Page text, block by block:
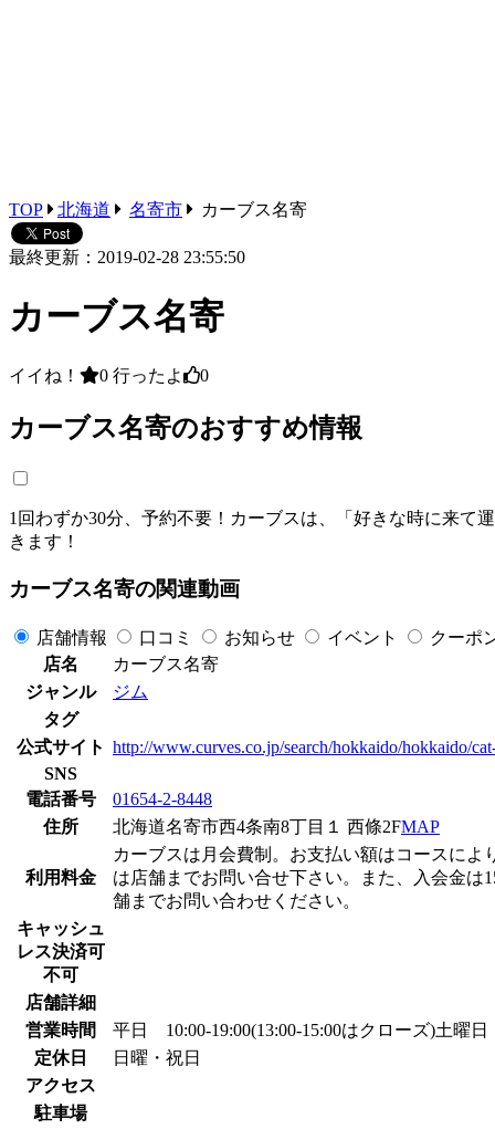
TOP 北海道 名寄市 カーブス名寄
最終更新：2019-02-28 23:55:50
カーブス名寄
イイね！ 0 行ったよ 0
カーブス名寄のおすすめ情報
1回わずか30分、予約不要！カーブスは、「好きな時に来て
きます！
カーブス名寄の関連動画
店舗情報 口コミ お知らせ イベント
クーポ
店名
カーブス名寄
ジャンル
ジム
タグ
公式サイト http://www.curves.co.jp/search/hokkaido/hokkaido/
SNS
電話番号
01654-2-8448
住所
北海道名寄市西4条南8丁目１ 西條2FMAP
利用料金
カーブスは月会費制。お支払い額はコースによ
は店舗までお問い合せ下さい。また、入会金は
舗までお問い合わせください。
キャッシュ
レス決済可
不可
店舗詳細
営業時間
平日 10:00-19:00(13:00-15:00はクローズ)土曜
定休日
日曜・祝日
アクセス
駐車場